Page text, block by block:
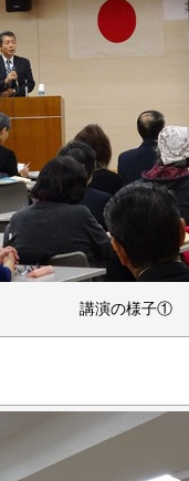
講演の様子①